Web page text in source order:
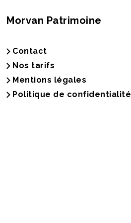
Morvan Patrimoine
Contact
Nos tarifs
Mentions légales
Politique de confidentialité